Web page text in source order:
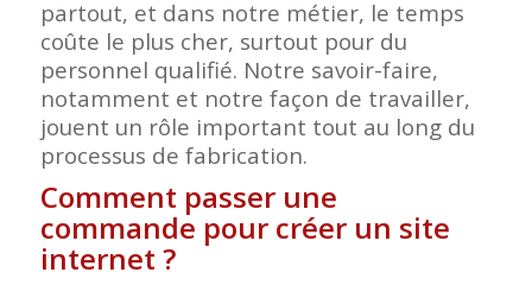
partout, et dans notre métier, le temps
coûte le plus cher, surtout pour du
personnel qualifié. Notre savoir-faire,
notamment et notre façon de travailler,
jouent un rôle important tout au long du
processus de fabrication.
Comment passer une
commande pour créer un site
internet ?